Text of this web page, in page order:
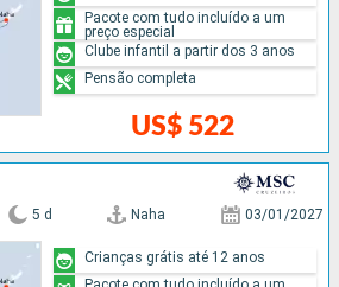
US$ 522
Pacote com tudo incluído a um
preço especial
Clube infantil a partir dos 3 anos
Pensão completa
5 d Naha 03/01/2027
Crianças grátis até 12 anos